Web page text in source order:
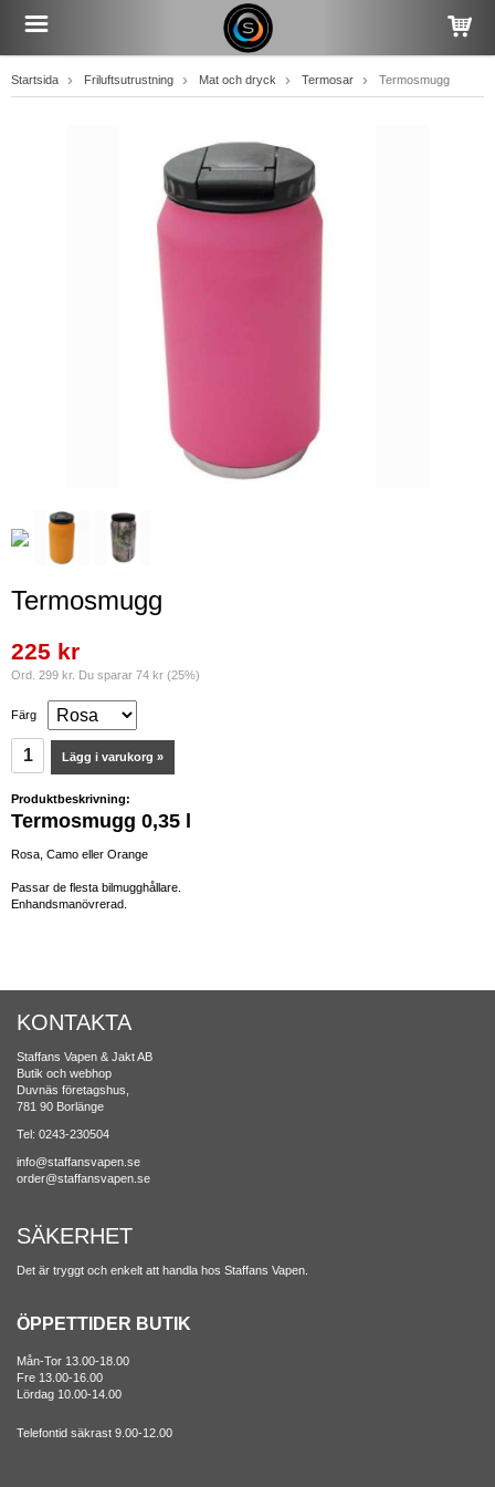
Startsida Friluftsutrustning Mat och dryck Termosar Termosmugg
Termosmugg
225 kr
Ord. 299 kr. Du sparar 74 kr (25%)
Färg
Lägg i varukorg »
Produktbeskrivning:
Termosmugg 0,35 l
Rosa, Camo eller Orange
Passar de flesta bilmugghållare.
Enhandsmanövrerad.
KONTAKTA
Staffans Vapen & Jakt AB
Butik och webhop
Duvnäs företagshus,
781 90 Borlänge
Tel: 0243-230504
info@staffansvapen.se
order@staffansvapen.se
SÄKERHET
Det är tryggt och enkelt att handla hos Staffans Vapen.
ÖPPETTIDER BUTIK
Mån-Tor 13.00-18.00
Fre 13.00-16.00
Lördag 10.00-14.00
Telefontid säkrast 9.00-12.00